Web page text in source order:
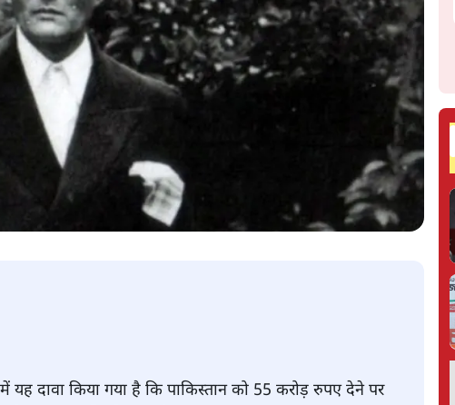
यह दावा किया गया है कि पाकिस्तान को 55 करोड़ रुपए देने पर